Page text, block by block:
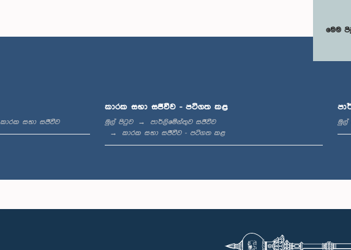
මෙම
කාරක සභා සජීවීව
කාරක සභා සජීවීව - පටිගත කළ
මුල් පිටුව
පාර්ලිමේන්තුව සජීවීව
කාරක සභා සජීවීව - පටිගත කළ
මුල්